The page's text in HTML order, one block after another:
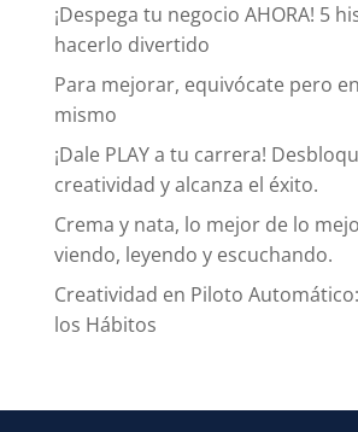
¡Despega tu negocio AHORA! 5
hacerlo divertido
Para mejorar, equivócate pero
mismo
¡Dale PLAY a tu carrera!
creatividad y alcanza el éxito.
Crema y nata, lo mejor de lo
viendo, leyendo y escuchando.
Creatividad en Piloto
los Hábitos